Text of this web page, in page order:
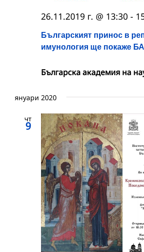
Българският принос в
имунология ще покаже
26.11.2019 г. @ 13:30 -
Българска академия на
януари 2020
чт
9